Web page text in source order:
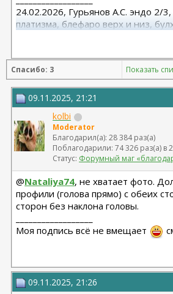
24.02.2026, Гурьянов А.С. эндо 2/
платизма, блефаро верх и низ,
08.2015, allergan 240, 255.
(молодости и красоты)
Спасибо: 3 Показать
09.11.2025, 21:21
kolbi
Moderator
Благодарил(а): 28 384 раз(а)
Поблагодарили: 74 326 раз(а) в
Статус: Форумный маг
@Nataliya74, не хватает фото.
профили (голова прямо) с обеих
сторон без наклона головы.
Моя подпись всё не вмещает
09.11.2025, 21:26